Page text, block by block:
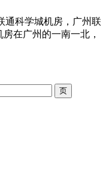
通科学城机房，广州联
在广州的一南一北，